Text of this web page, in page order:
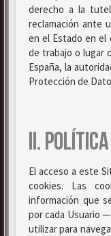
derecho a la
reclamación ante
en el Estado en el
de trabajo o lugar
España, la
Protección de
II.
El acceso a este
cookies. Las
información que
por cada Usuario
utilizar para